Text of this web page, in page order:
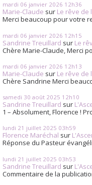
mardi 06 janvier 2026 12h36
Marie-Claude sur Le rêve de
Merci beaucoup pour votre
mardi 06 janvier 2026 12h15
Sandrine Treuillard sur Le
Chère Marie-Claude, Merci
mardi 06 janvier 2026 12h13
Marie-Claude sur Le rêve de
Chère Sandrine Merci
samedi 30 août 2025 12h10
Sandrine Treuillard sur
1 – Absolument, Florence !
lundi 21 juillet 2025 03h59
Florence Maréchal sur
Réponse du Pasteur
lundi 21 juillet 2025 03h53
Sandrine Treuillard sur
Commentaire de la